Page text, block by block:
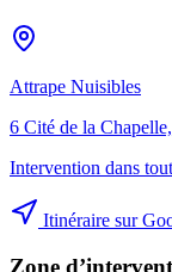
Attrape Nuisibles
6 Cité de la
Intervention dans
Itinéraire sur
Zone